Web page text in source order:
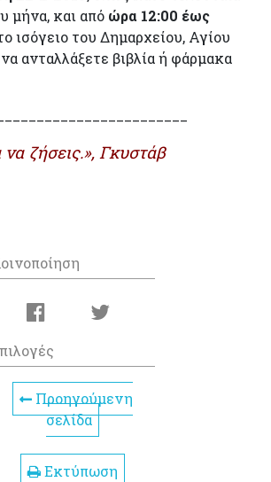
μήνα, και από ώρα 12:00 έως
ισόγειο του Δημαρχείου, Αγίου
ανταλλάξετε βιβλία ή φάρμακα
να ζήσεις.», Γκυστάβ
Προηγούμενη
σελίδα
Εκτύπωση